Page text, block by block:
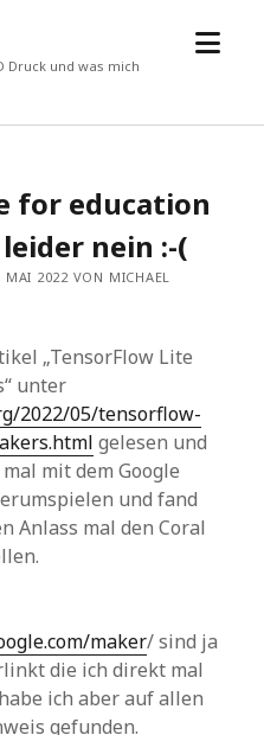
Druck und was mich
Menü
for education
nein :-(
MAI 2022 VON MICHAEL
„TensorFlow Lite
unter
2022/05/tensorflow-
gelesen und
mit dem Google
und fand
Anlass mal den Coral
maker/ sind ja
die ich direkt mal
ich aber auf allen
gefunden.